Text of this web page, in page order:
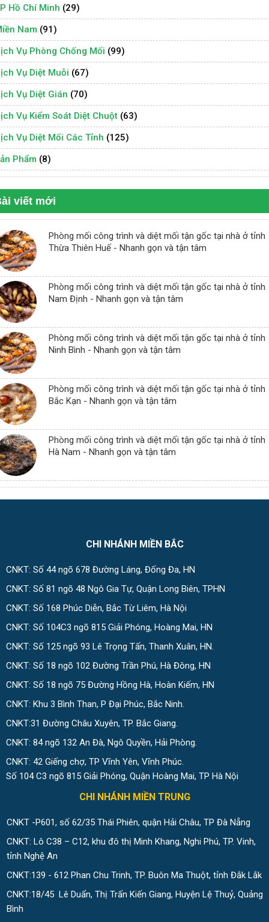
Hồ Chí Minh (29)
Nam (91)
Vụ Phòng Chống Mối (99)
Vụ Diệt Muỗi (67)
Vụ Diệt Gián (70)
Vụ Kiểm Soát Diệt Chuột (63)
Vụ Diệt Mối Các Tỉnh (125)
Phẩm (8)
viết mới
Phòng mối công trình và diệt mối tận gốc tại nhà ở tỉnh
Thừa Thiên Huế - Nhanh gọn và tận tâm
Phòng mối công trình và diệt mối tận gốc tại nhà ở tỉnh
Nam Định - Nhanh gọn và tận tâm
Phòng mối công trình và diệt mối tận gốc tại nhà ở tỉnh
Ninh Bình - Nhanh gọn và tận tâm
Phòng mối công trình và diệt mối tận gốc tại nhà ở tỉnh
Bắc Kạn - Nhanh gọn và tận tâm
Phòng mối công trình và diệt mối tận gốc tại nhà ở tỉnh
Hà Nam - Nhanh gọn và tận tâm
CHI NHÁNH MIỀN BẮC
CNKT: Số 44 ngõ 678 Đường Láng, Đống Đa, HN
CNKT: Số 81 ngõ 48 Ngô Gia Tự, Quận Long Biên, TPHN
CNKT: Số 168 Phúc Diễn, Bắc Từ Liêm, Hà Nội
CNKT: Số 104C3 ngõ 815 Giải Phóng, Hoàng Mai, HN
CNKT: Số 125 ngõ 93 Lê Trọng Tấn, Thanh Xuân, HN.
CNKT: Số 18 ngõ 102 Đường Trần Phú, Hà Đông, HN
CNKT: Số 18 ngõ 75 Đường Hồng Hà, Hoàn Kiếm, HN
CNKT: Khu 3 Bình Than, P Đại Phúc, Bắc Ninh.
CNKT:31 Đường Châu Xuyên, TP. Bắc Giang.
CNKT: 84 ngõ 132 An Đà, Ngô Quyền, Hải Phòng.
CNKT: 42 Giếng chợ, TP Vĩnh Yên, Vĩnh Phúc.
Số 104 C3 ngõ 815 Giải Phóng, Quận Hoàng Mai, TP Hà Nội
CHI NHÁNH MIỀN TRUNG
CNKT -P601, số 62/35 Thái Phiên, quận Hải Châu, TP Đà Nẵng
CNKT: Lô C38 – C12, khu đô thị Minh Khang, Nghi Phú, TP. Vinh,
tỉnh Nghệ An
CNKT:139 - 612 Phan Chu Trinh, TP. Buôn Ma Thuột, tỉnh Đắk Lắk
CNKT:18/45 Lê Duẩn, Thị Trấn Kiến Giang, Huyện Lệ Thuỷ, Quảng
Bình